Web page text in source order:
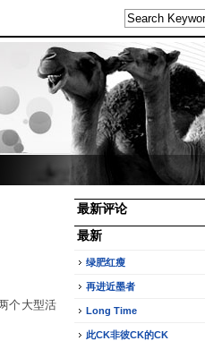
个大型活
最新评论
最新
绿肥红瘦
再进近墨者
Long Time
此CK非彼CK的CK